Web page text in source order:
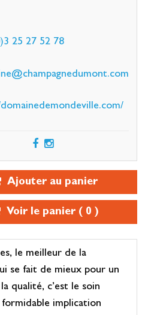
25 27 52 78
Ajouter au panier
Voir le panier ( 0 )
le meilleur de la
se fait de mieux pour un
qualité, c’est le soin
implication